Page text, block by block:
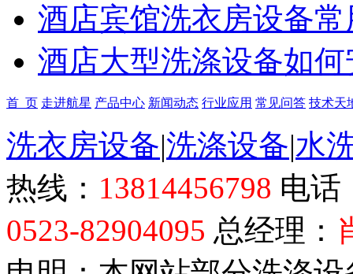
酒店宾馆洗衣房设备
酒店大型洗涤设备如
首 页 走进航星 产品中心 新闻动态 行业应用 常见问答 技术天
洗衣房设备|洗涤设备|水
热线： 13814456798 电话
0523-82904095 总经理：